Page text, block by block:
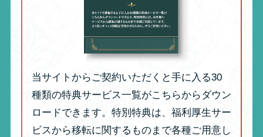
当サイトからご契約いただくと手に入る30
種類の特典サービス一覧がこちらからダウン
ロードできます。特別特典は、福利厚生サー
ビスから移転に関するものまで各種ご用意し